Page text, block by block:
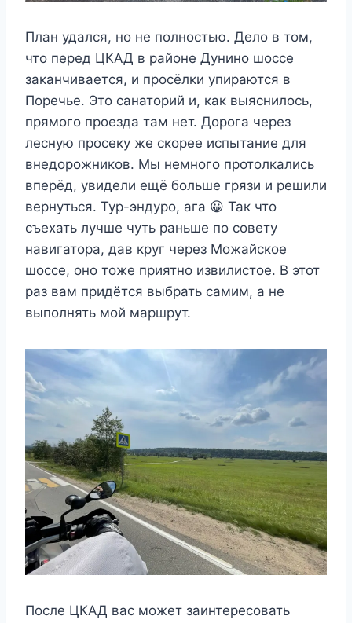
План удался, но не полностью. Дело в том,
что перед ЦКАД в районе Дунино шоссе
заканчивается, и просёлки упираются в
Поречье. Это санаторий и, как выяснилось,
прямого проезда там нет. Дорога через
лесную просеку же скорее испытание для
внедорожников. Мы немного протолкались
вперёд, увидели ещё больше грязи и решили
вернуться. Тур-эндуро, ага 😀 Так что
съехать лучше чуть раньше по совету
навигатора, дав круг через Можайское
шоссе, оно тоже приятно извилистое. В этот
раз вам придётся выбрать самим, а не
выполнять мой маршрут.
После ЦКАД вас может заинтересовать